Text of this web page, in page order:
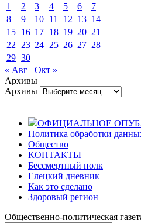
1
2 3 4 5 6
7
8
9 10 11 12 13 14
15 16 17 18 19 20 21
22
23 24 25 26 27 28
29 30
« Авг
Окт »
Архивы
Архивы
ОФИЦИАЛЬНОЕ
Политика обработки
Общество
КОНТАКТЫ
Бессмертный полк
Елецкий дневник
Как это сделано
Здоровый регион
Общественно-политическая